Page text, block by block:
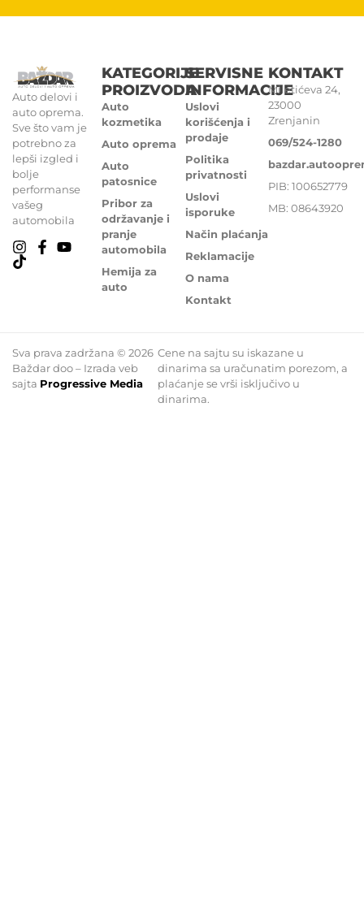
Auto delovi i
auto oprema.
Sve što vam je
potrebno za
lepši izgled i
bolje
performanse
vašeg
automobila
KATEGORIJE
PROIZVODA
Auto
kozmetika
Auto oprema
Auto
patosnice
Pribor za
održavanje i
pranje
automobila
Hemija za
auto
SERVISNE
INFORMACIJE
Uslovi
korišćenja i
prodaje
Politika
privatnosti
Uslovi
isporuke
Način plaćanja
Reklamacije
O nama
Kontakt
KONTAKT
Miletićeva 24,
23000
Zrenjanin
069/524-1280
PIB: 100652779
MB: 08643920
Sva prava zadržana © 2026
Baždar doo – Izrada veb
sajta Progressive Media
Cene na sajtu su iskazane u
dinarima sa uračunatim porezom, a
plaćanje se vrši isključivo u
dinarima.